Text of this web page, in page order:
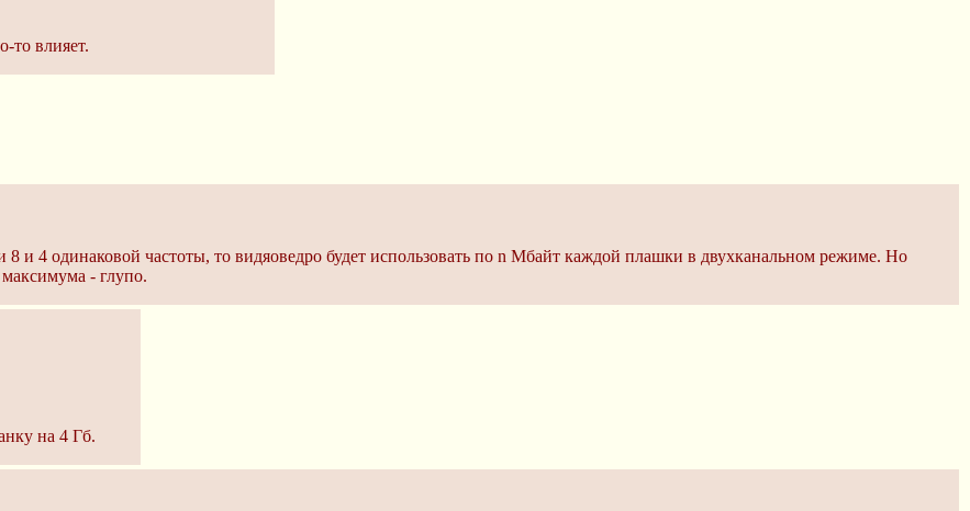
то влияет.
и 4 одинаковой частоты, то видяовeдро будет использовать по n Мбайт каждой плашки в двухканальном режиме. Но
- глупо.
на 4 Гб.